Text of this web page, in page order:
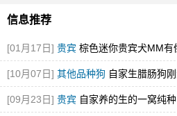
信息推荐
[01月17日] 贵宾 棕色迷你贵宾犬MM有
[10月07日] 其他品种狗 自家生腊肠狗
[09月23日] 贵宾 自家养的生的一窝纯